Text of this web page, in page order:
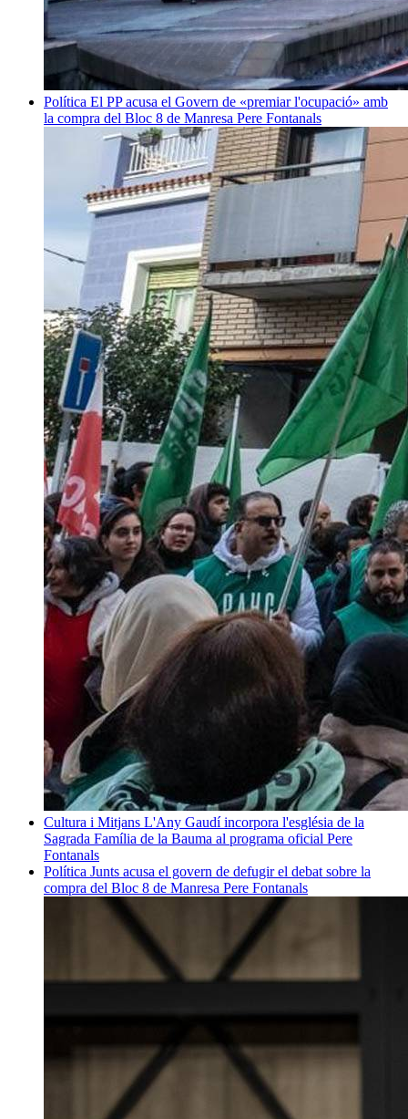
Política El PP acusa el Govern de «premiar l'ocupació» amb
la compra del Bloc 8 de Manresa Pere Fontanals
Cultura i Mitjans L'Any Gaudí incorpora l'església de la
Sagrada Família de la Bauma al programa oficial Pere
Fontanals
Política Junts acusa el govern de defugir el debat sobre la
compra del Bloc 8 de Manresa Pere Fontanals